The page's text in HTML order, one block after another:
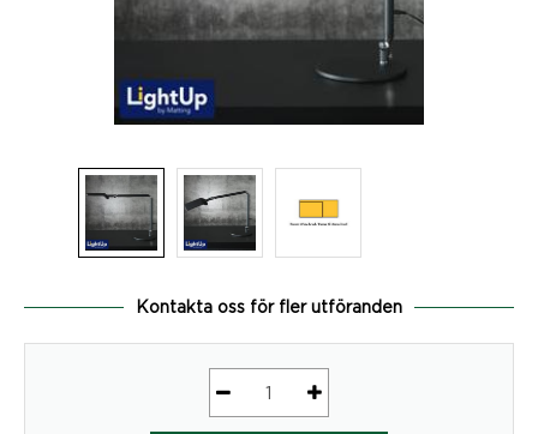
Kontakta oss för fler utföranden
Lissabon